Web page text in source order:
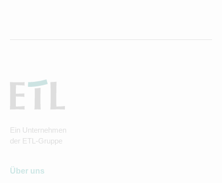
Ein Unternehmen
der ETL-Gruppe
Über uns